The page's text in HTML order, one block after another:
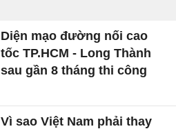
Diện mạo đường nối cao
tốc TP.HCM - Long Thành
sau gần 8 tháng thi công
Vì sao Việt Nam phải thay